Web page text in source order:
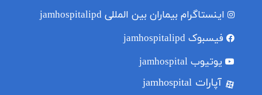
اینستاگرام بیماران بین المللی jamhospitalipd
فیسبوک jamhospitalipd
یوتیوب jamhospital
آپارات jamhospital